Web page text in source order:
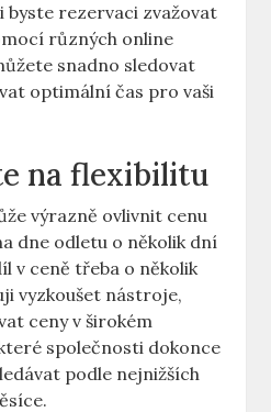
byste rezervaci zvažovat
různých online
snadno sledovat
optimální čas pro vaši
na flexibilitu
výrazně ovlivnit cenu
dne odletu o několik dní
v ceně třeba o několik
vyzkoušet nástroje,
ceny v širokém
společnosti dokonce
podle nejnižších